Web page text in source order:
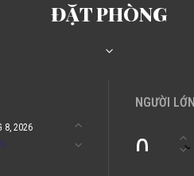
ĐẶT PHÒNG
8, 2026
NGƯỜI LỚN
0